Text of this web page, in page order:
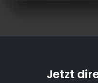
Jetzt